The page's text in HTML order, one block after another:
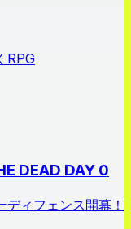
RPG
DEAD DAY 0
ィフェンス開幕！